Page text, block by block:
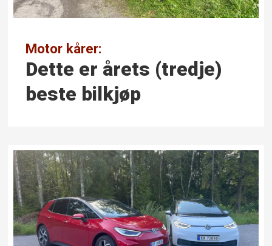
Motor kårer:
Dette er årets (tredje)
beste bilkjøp